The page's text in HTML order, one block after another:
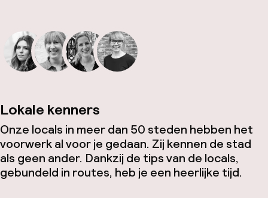
Lokale kenners
Onze locals in meer dan 50 steden hebben het
voorwerk al voor je gedaan. Zij kennen de stad
als geen ander. Dankzij de tips van de locals,
gebundeld in routes, heb je een heerlijke tijd.